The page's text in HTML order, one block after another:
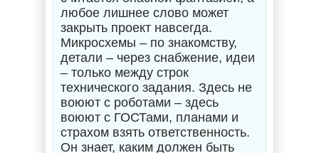
любое лишнее слово может
закрыть проект навсегда.
Микросхемы – по знакомству,
детали – через снабжение, идеи
– только между строк
технического задания. Здесь не
воюют с роботами – здесь
воюют с ГОСТами, планами и
страхом взять ответственность.
Он знает, каким должен быть